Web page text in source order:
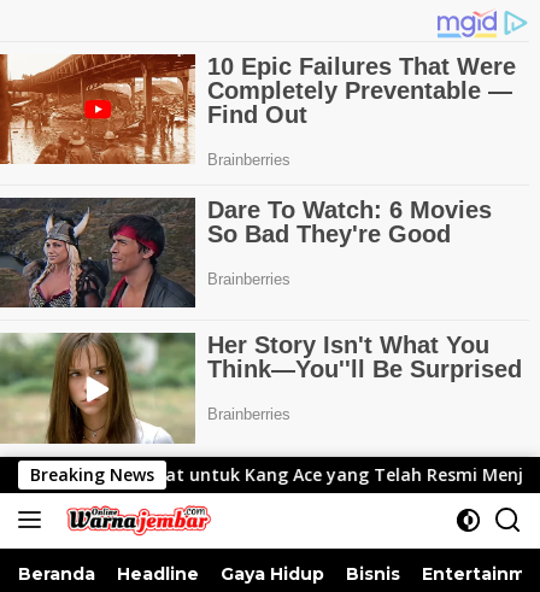
Langsung
ke
konten
Breaking News
Ace yang Telah Resmi Menjabat Gubernur Lemhanas
Beranda Headline Gaya Hidup Bisnis